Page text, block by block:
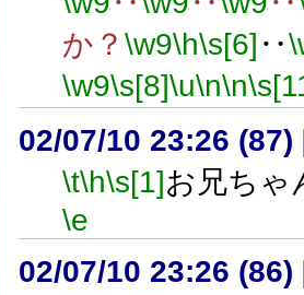
か？ \w9\h\s[6] ‥
\w9\s[8]\u\n\n
02/07/10 23:26 (87)
\t\h\s[1]お兄ち
\e
02/07/10 23:26 (86)